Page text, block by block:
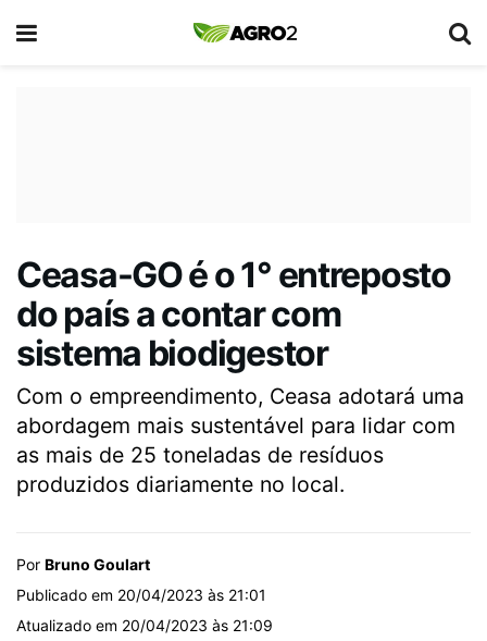
Ceasa-GO é o 1° entreposto
do país a contar com
sistema biodigestor
Com o empreendimento, Ceasa adotará uma
abordagem mais sustentável para lidar com
as mais de 25 toneladas de resíduos
produzidos diariamente no local.
Por Bruno Goulart
Publicado em 20/04/2023 às 21:01
Atualizado em 20/04/2023 às 21:09